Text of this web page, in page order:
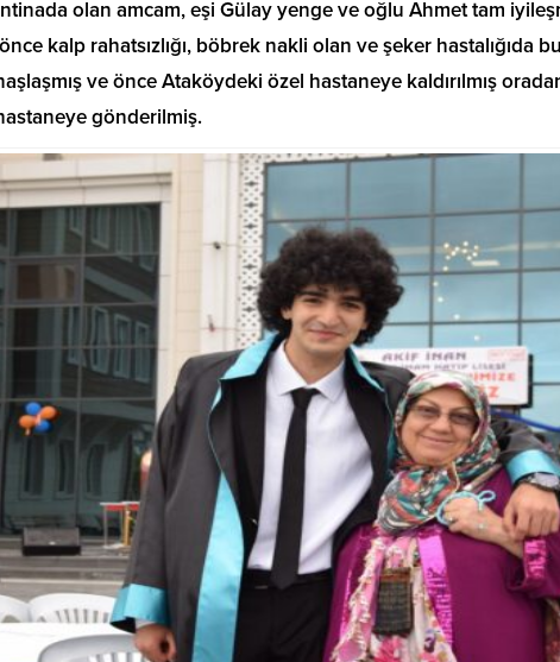
olan amcam, eşi Gülay yenge ve oğlu Ahmet tam
kalp rahatsızlığı, böbrek nakli olan ve şeker hastalığıda
ve önce Ataköydeki özel hastaneye kaldırılmış
gönderilmiş.